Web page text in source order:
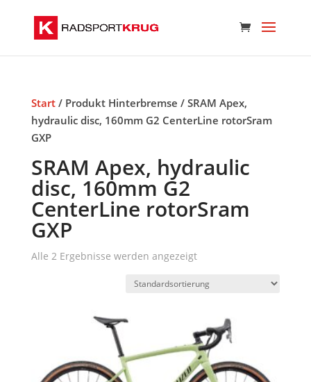
Start/ Produkt Hinterbremse / SRAM Apex,
hydraulic disc, 160mm G2 CenterLine rotorSram
GXP
SRAM Apex, hydraulic
disc, 160mm G2
CenterLine rotorSram
GXP
Alle 2 Ergebnisse werden angezeigt